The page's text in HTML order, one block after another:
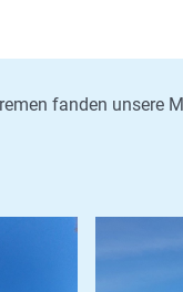
fanden unsere